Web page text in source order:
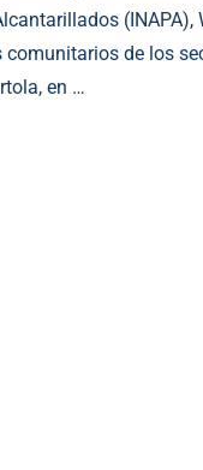
(INAPA),
comunitarios de los
en …